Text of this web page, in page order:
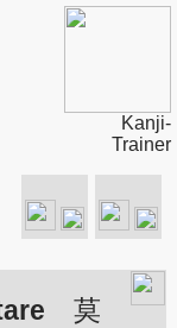
Kanji-
Trainer
莫